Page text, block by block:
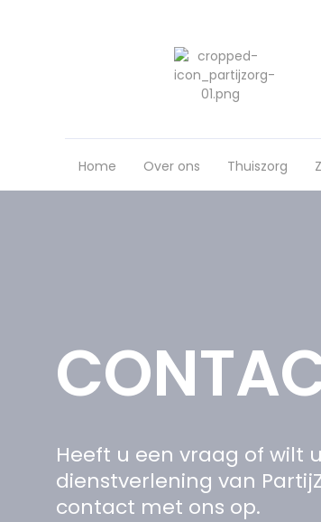
Home Over ons Thuiszorg
Heeft u een vraag of wilt
dienstverlening van
contact met ons op.